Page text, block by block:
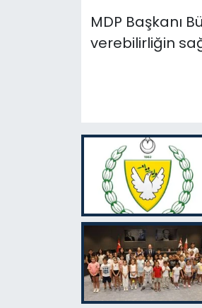
MDP Başkanı
verebilirliğin